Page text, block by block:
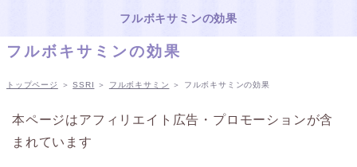
フルボキサミンの効果
フルボキサミンの効果
トップページ ＞SSRI ＞ フルボキサミン ＞ フルボキサミンの効果
本ページはアフィリエイト広告・プロモーションが含
まれています